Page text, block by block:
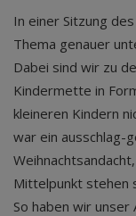
In einer Sitzung
Thema genauer
Dabei sind wir zu
Kindermette in
kleineren Kindern
war ein ausschlag-
Mittelpunkt stehen
So haben wir